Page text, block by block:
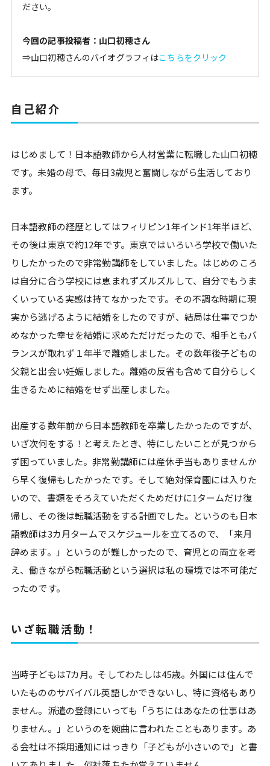
ださい。
今回の記事投稿者：山口初穂さん
⇒山口初穂さんのバイオグラフィはこちらをクリック
自己紹介
はじめまして！日本語教師から人材営業に転職した山口初穂
です。未婚の母で、毎日3歳児と奮闘しながら生活しており
ます。
日本語教師の経歴としてはフィリピン1年インド1年半ほど、
その後は東京で約12年です。東京ではいろいろ学校で働いた
りしたかったので非常勤講師をしていました。はじめのころ
は自分に合う学校には恵まれずズルズルして、自分でもうま
くいっている実感は持てなかったです。その不調な時期に現
実から逃げるように結婚をしたのですが、結局は仕事でつか
めなかった幸せを結婚に求めただけだったので、相手ともバ
ランスが取れず１年半で離婚しました。その数年後子どもの
父親と出会い妊娠しました。離婚の反省も含めて自分らしく
生きるために結婚をせず出産しました。
出産する数年前から日本語教師を卒業したかったのですが、
いざ次何をする！と考えたとき、特にしたいことが見つから
ず困っていました。非常勤講師には産休手当もありませんか
ら早く復帰もしたかったです。そして絶対保育園には入りた
いので、書類をそろえていただくためだけに1タームだけ復
帰し、その後は転職活動をする計画でした。というのも日本
語教師は3カ月タームでスケジュールを立てるので、「来月
辞めます。」というのが難しかったので、育児との両立を考
え、働きながら転職活動という選択は私の環境では不可能だ
ったのです。
いざ転職活動！
当時子どもは7カ月。そしてわたしは45歳。外国には住んで
いたもののサバイバル英語しかできないし、特に資格もあり
ません。派遣の登録にいっても「うちにはあなたの仕事はあ
りません。」というのを婉曲に言われたこともあります。あ
る会社は不採用通知にはっきり「子どもが小さいので」と書